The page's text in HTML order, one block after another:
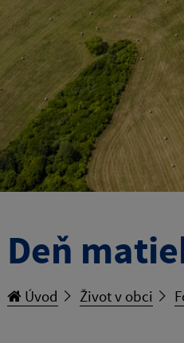
Deň
Úvod Život v obci